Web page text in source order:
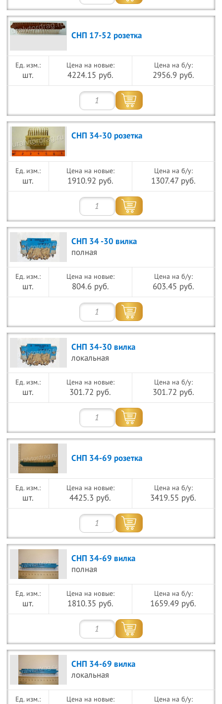
СНП 17-52 розетка
шт.
Цена на новые:
4224.15 руб.
Цена на б/у:
2956.9 руб.
СНП 34-30 розетка
шт.
Цена на новые:
1910.92 руб.
Цена на б/у:
1307.47 руб.
СНП 34 -30 вилка
полная
шт.
Цена на новые:
804.6 руб.
Цена на б/у:
603.45 руб.
СНП 34-30 вилка
локальная
шт.
Цена на новые:
301.72 руб.
Цена на б/у:
301.72 руб.
СНП 34-69 розетка
шт.
Цена на новые:
4425.3 руб.
Цена на б/у:
3419.55 руб.
СНП 34-69 вилка
полная
шт.
Цена на новые:
1810.35 руб.
Цена на б/у:
1659.49 руб.
СНП 34-69 вилка
локальная
Цена на новые: Цена на б/у: